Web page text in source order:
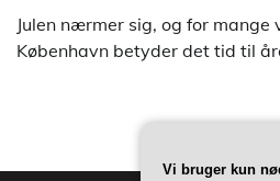
Julen nærmer sig, og for mange
København betyder det tid til
Vi bruger kun